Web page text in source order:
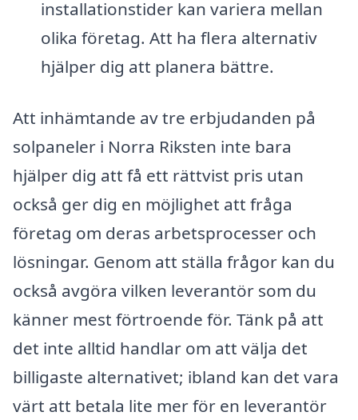
installationstider kan variera mellan
olika företag. Att ha flera alternativ
hjälper dig att planera bättre.
Att inhämtande av tre erbjudanden på
solpaneler i Norra Riksten inte bara
hjälper dig att få ett rättvist pris utan
också ger dig en möjlighet att fråga
företag om deras arbetsprocesser och
lösningar. Genom att ställa frågor kan du
också avgöra vilken leverantör som du
känner mest förtroende för. Tänk på att
det inte alltid handlar om att välja det
billigaste alternativet; ibland kan det vara
värt att betala lite mer för en leverantör